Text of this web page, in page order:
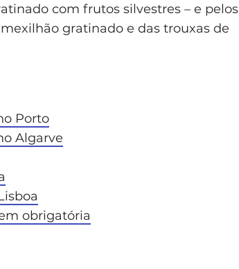
com frutos silvestres – e pelos
gratinado e das trouxas de
Porto
Algarve
obrigatória